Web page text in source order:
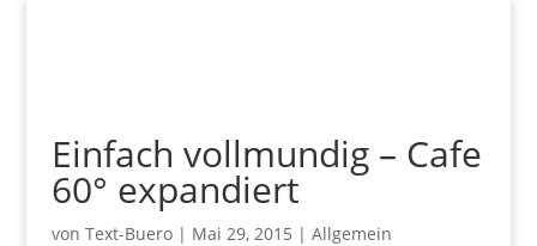
Einfach vollmundig – Cafe
60° expandiert
von Text-Buero| Mai 29, 2015 | Allgemein